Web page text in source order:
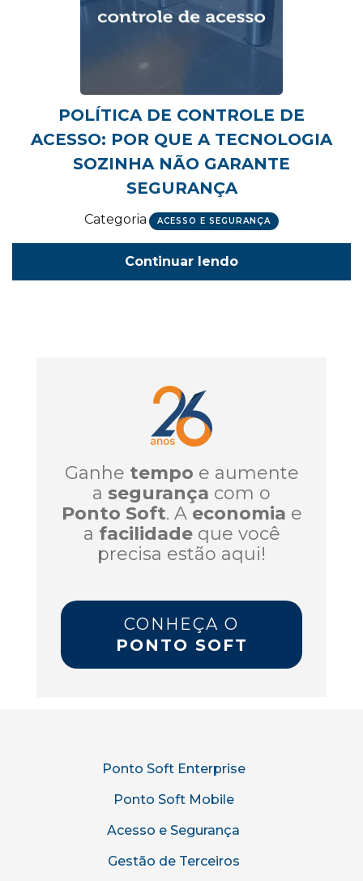
POLÍTICA DE CONTROLE DE
ACESSO: POR QUE A TECNOLOGIA
SOZINHA NÃO GARANTE
SEGURANÇA
Categoria ACESSO E SEGURANÇA
Continuar lendo
Ganhe tempo e aumente
a segurança com o
Ponto Soft. A economia e
a facilidadeque você
precisa estão aqui!
CONHEÇA O
PONTO SOFT
Ponto Soft Enterprise
Ponto Soft Mobile
Acesso e Segurança
Gestão de Terceiros